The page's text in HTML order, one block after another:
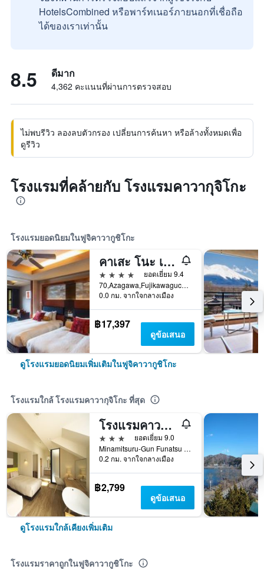
HotelsCombined หรือพาร์ทเนอร์ภายนอกที่เชื่อถือ
ได้ของเราเท่านั้น
8.5 ดีมาก
4,362 คะแนนที่ผ่านการตรวจสอบ
ไม่พบรีวิว ลองลบตัวกรอง เปลี่ยนการค้นหา หรือล้างทั้งหมดเพื่อ
ดูรีวิว
โรงแรมที่คล้ายกับ โรงแรมคาวากุจิโกะ
โรงแรมยอดนิยมในฟูจิคาวากูชิโกะ
คาเสะ โนะ เทอร์เรซ คุคุนะ
4 ดาว
ยอดเยี่ยม 9.4
70,Azagawa,Fujikawaguchiko-cho,Minamitsuru-gun, ฟูจิคาวากูชิโกะ, ญี่ปุ่น
0.0 กม. จากใจกลางเมือง
฿17,397
ดูข้อเสนอ
ดูโรงแรมยอดนิยมเพิ่มเติมในฟูจิคาวากูชิโกะ
โรงแรมใกล้ โรงแรมคาวากุจิโกะ ที่สุด
โรงแรมคาวากูจิโกะ พาร์ค
3 ดาว
ยอดเยี่ยม 9.0
Minamitsuru-Gun Funatsu 6713-6, ฟูจิคาวากูชิโกะ, ญี่ปุ่น
0.2 กม. จากใจกลางเมือง
฿2,799
ดูข้อเสนอ
ดูโรงแรมใกล้เคียงเพิ่มเติม
โรงแรมราคาถูกในฟูจิคาวากูชิโกะ